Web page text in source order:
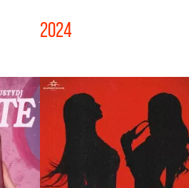
2024